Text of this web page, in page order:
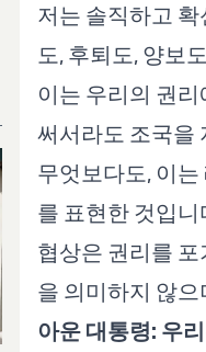
저는 솔직하고
도, 후퇴도, 양보
이는 우리의 권
써서라도 조국을
무엇보다도, 이
를 표현한 것입니
협상은 권리를
을 의미하지 않
아운 대통령: 우